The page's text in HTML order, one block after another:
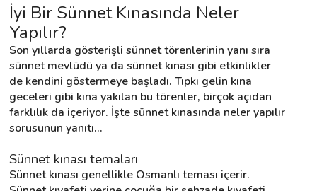
Destek
İletişim
Kariyer
Blog
İyi Bir Sünnet Kınasında Neler
Yapılır?
Son yıllarda gösterişli sünnet törenlerinin yanı sıra
sünnet mevlüdü ya da sünnet kınası gibi etkinlikler
de kendini göstermeye başladı. Tıpkı gelin kına
geceleri gibi kına yakılan bu törenler, birçok açıdan
farklılık da içeriyor. İşte sünnet kınasında neler yapılır
sorusunun yanıtı…
Sünnet kınası temaları
Sünnet kınası genellikle Osmanlı teması içerir.